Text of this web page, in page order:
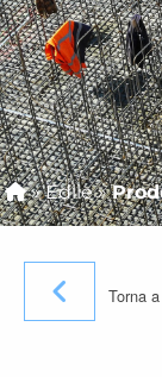
»Edile»
Torna